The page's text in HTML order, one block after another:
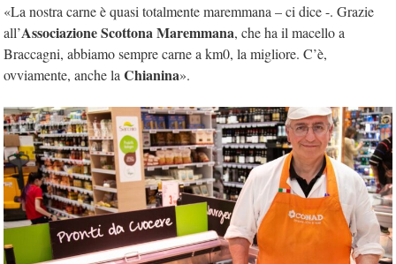
«La nostra carne è quasi totalmente maremmana – ci dice -. Grazie
all’Associazione Scottona Maremmana, che ha il macello a
Braccagni, abbiamo sempre carne a km0, la migliore. C’è,
ovviamente, anche la Chianina».